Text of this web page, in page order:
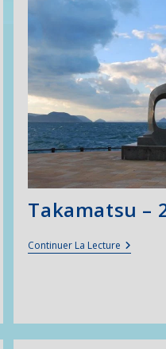
Takamatsu –
Continuer La Lecture
–